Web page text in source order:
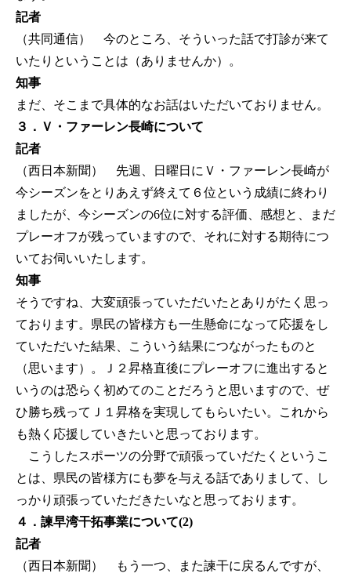
記者
（共同通信） 今のところ、そういった話で打診が来て
いたりということは（ありませんか）。
知事
まだ、そこまで具体的なお話はいただいておりません。
３．Ｖ・ファーレン長崎について
記者
（西日本新聞） 先週、日曜日にＶ・ファーレン長崎が
今シーズンをとりあえず終えて６位という成績に終わり
ましたが、今シーズンの6位に対する評価、感想と、まだ
プレーオフが残っていますので、それに対する期待につ
いてお伺いいたします。
知事
そうですね、大変頑張っていただいたとありがたく思っ
ております。県民の皆様方も一生懸命になって応援をし
ていただいた結果、こういう結果につながったものと
（思います）。Ｊ２昇格直後にプレーオフに進出すると
いうのは恐らく初めてのことだろうと思いますので、ぜ
ひ勝ち残ってＪ１昇格を実現してもらいたい。これから
も熱く応援していきたいと思っております。
こうしたスポーツの分野で頑張っていだたくというこ
とは、県民の皆様方にも夢を与える話でありまして、し
っかり頑張っていただきたいなと思っております。
４．諫早湾干拓事業について(2)
記者
（西日本新聞） もう一つ、また諫干に戻るんですが、